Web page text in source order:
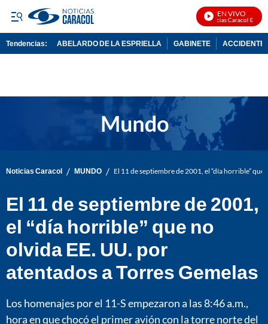
EN VIVO
Noticias Caracol En Vivo
Tendencias: ABELARDO DE LA ESPRIELLA GABINETE ACCIDENTE
Noticias Caracol / MUNDO / El 11 de septiembre de 2001, el “día horrible”
El 11 de septiembre de 2001,
el “día horrible” que no
olvida EE. UU. por
atentados a Torres Gemelas
Los homenajes por el 11-S empezaron a las 8:46 a.m.,
hora en que chocó el primer avión con la torre norte del